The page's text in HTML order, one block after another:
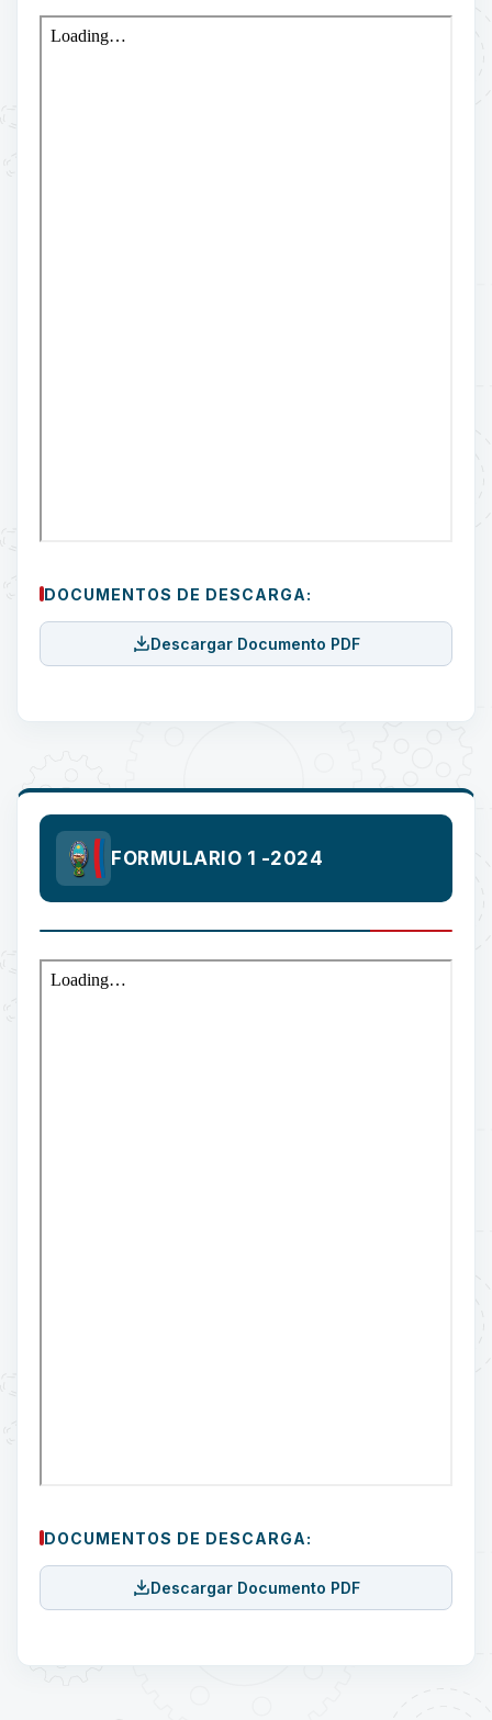
DOCUMENTOS DE DESCARGA:
Descargar Documento PDF
FORMULARIO 1 -2024
DOCUMENTOS DE DESCARGA:
Descargar Documento PDF